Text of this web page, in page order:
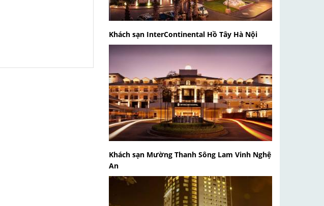
Khách sạn InterContinental Hồ Tây Hà Nội
Khách sạn Mường Thanh Sông Lam Vinh Nghệ
An